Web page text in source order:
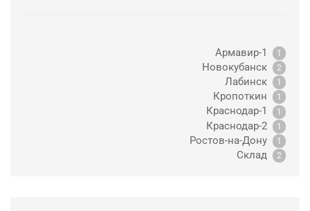
Армавир-1 1
Новокубанск 2
Лабинск 1
Кропоткин 1
Краснодар-1 1
Краснодар-2 1
Ростов-на-Дону 1
Склад 2